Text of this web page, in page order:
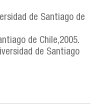
de Santiago de
de Chile,2005.
de Santiago